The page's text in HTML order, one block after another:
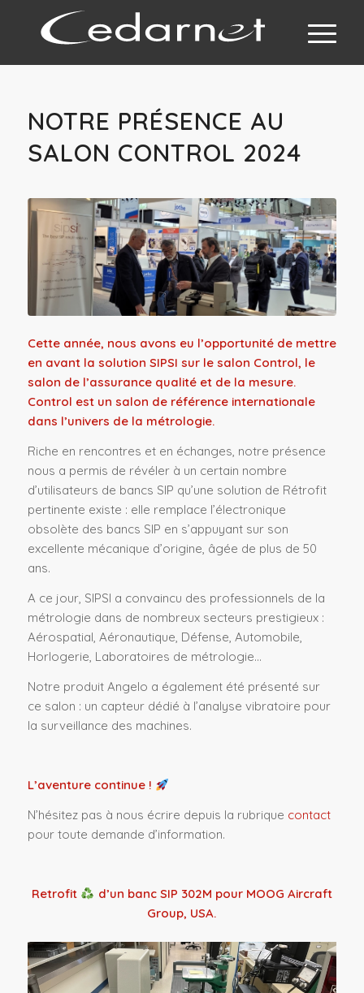
NOTRE PRÉSENCE AU
SALON CONTROL 2024
Cette année, nous avons eu l’opportunité de mettre
en avant la solution SIPSI sur le salon Control, le
salon de l’assurance qualité et de la mesure.
Control est un salon de référence internationale
dans l’univers de la métrologie.
Riche en rencontres et en échanges, notre présence
nous a permis de révéler à un certain nombre
d’utilisateurs de bancs SIP qu’une solution de Rétrofit
pertinente existe : elle remplace l’électronique
obsolète des bancs SIP en s’appuyant sur son
excellente mécanique d’origine, âgée de plus de 50
ans.
A ce jour, SIPSI a convaincu des professionnels de la
métrologie dans de nombreux secteurs prestigieux :
Aérospatial, Aéronautique, Défense, Automobile,
Horlogerie, Laboratoires de métrologie…
Notre produit Angelo a également été présenté sur
ce salon : un capteur dédié à l’analyse vibratoire pour
la surveillance des machines.
L’aventure continue !
N’hésitez pas à nous écrire depuis la rubrique contact
pour toute demande d’information.
Retrofit
d’un banc SIP 302M pour MOOG Aircraft
Group, USA.